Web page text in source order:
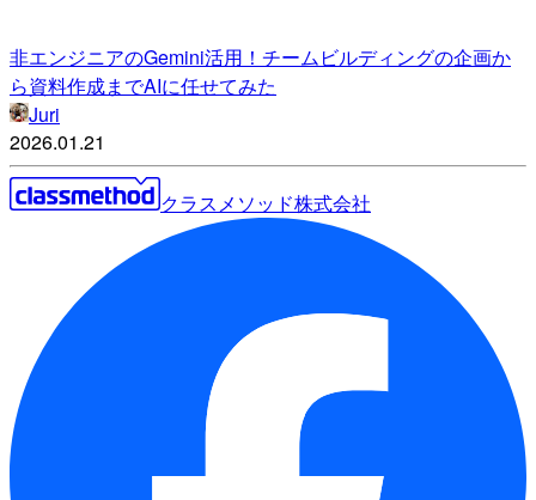
非エンジニアのGemini活用！チームビルディングの企画か
ら資料作成までAIに任せてみた
Juri
2026.01.21
クラスメソッド株式会社